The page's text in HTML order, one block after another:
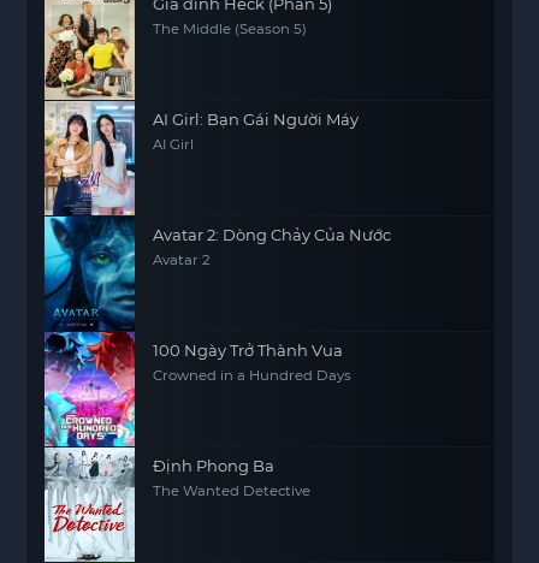
The Middle (Season 5)
AI Girl: Bạn Gái Người Máy
AI Girl
Avatar 2: Dòng Chảy Của Nước
Avatar 2
100 Ngày Trở Thành Vua
Crowned in a Hundred Days
Định Phong Ba
The Wanted Detective